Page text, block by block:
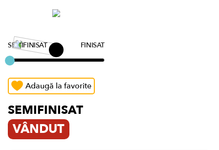
SEMIFINISAT FINISAT
Adaugă la favorite
SEMIFINISAT
VÂNDUT